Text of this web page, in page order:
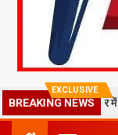
EXCLUSIVE
BREAKING NEWS
मलबा, श्रीनगर में